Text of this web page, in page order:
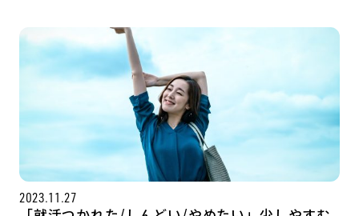
企業・業界研究はインタツアー
2023.11.27